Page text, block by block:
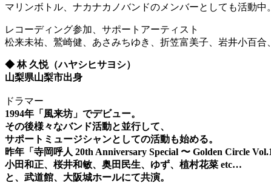
マリンボトル、ナカナカノバンドのメンバーとしても活動中。
レコーディング参加、サポートアーティスト
松来未祐、鷲崎健、あさみちゆき、折笠富美子、岩井小百
◆ 林 久悦（ハヤシヒサヨシ）
山梨県山梨市出身
ドラマー
1994年「風来坊」でデビュー。
その後様々なバンド活動と並行して、
サポートミュージシャンとしての活動も始める。
昨年 「寺岡呼人 20th Anniversary Special 〜 Golden Circle
小田和正、桜井和敏、奥田民生、ゆず、植村花菜 etc…
と、武道館、大阪城ホールにて共演。